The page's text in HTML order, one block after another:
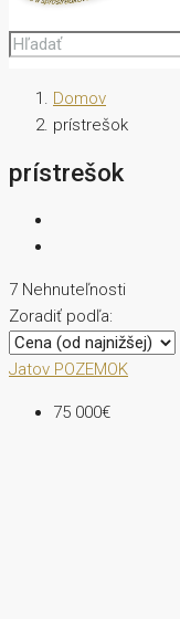
Domov
prístrešok
prístrešok
7 Nehnuteľnosti
Zoradiť podľa:
Jatov POZEMOK
75 000€